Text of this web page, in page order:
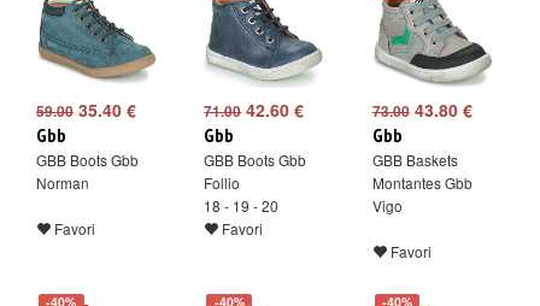
59.00 35.40 €
Gbb
GBB Boots Gbb
Norman
Favori
71.0042.60 €
Gbb
GBB Boots Gbb
Follio
18 - 19 - 20
Favori
73.0043.80 €
Gbb
GBB Baskets
Montantes Gbb
Vigo
Favori
-40% -40% -40%